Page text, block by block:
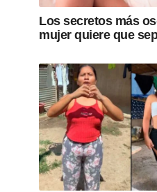
Los secretos más
mujer quiere que